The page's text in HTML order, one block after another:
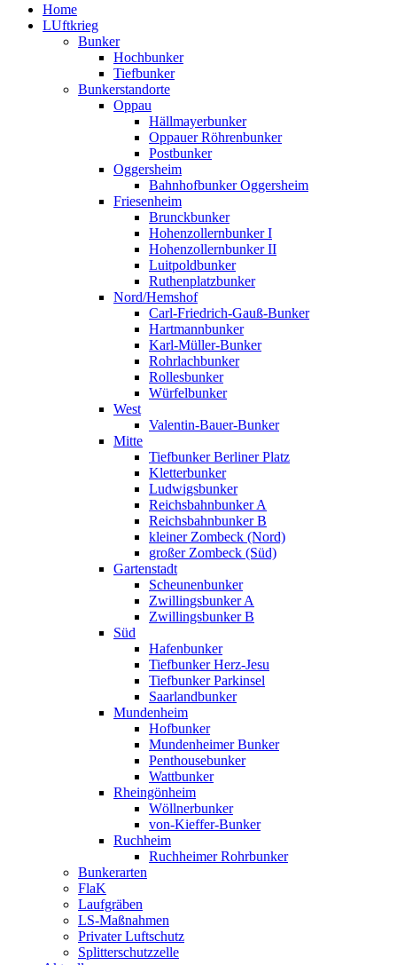
Home
LUftkrieg
Bunker
Hochbunker
Tiefbunker
Bunkerstandorte
Oppau
Hällmayerbunker
Oppauer Röhrenbunker
Postbunker
Oggersheim
Bahnhofbunker Oggersheim
Friesenheim
Brunckbunker
Hohenzollernbunker I
Hohenzollernbunker II
Luitpoldbunker
Ruthenplatzbunker
Nord/Hemshof
Carl-Friedrich-Gauß-Bunker
Hartmannbunker
Karl-Müller-Bunker
Rohrlachbunker
Rollesbunker
Würfelbunker
West
Valentin-Bauer-Bunker
Mitte
Tiefbunker Berliner Platz
Kletterbunker
Ludwigsbunker
Reichsbahnbunker A
Reichsbahnbunker B
kleiner Zombeck (Nord)
großer Zombeck (Süd)
Gartenstadt
Scheunenbunker
Zwillingsbunker A
Zwillingsbunker B
Süd
Hafenbunker
Tiefbunker Herz-Jesu
Tiefbunker Parkinsel
Saarlandbunker
Mundenheim
Hofbunker
Mundenheimer Bunker
Penthousebunker
Wattbunker
Rheingönheim
Wöllnerbunker
von-Kieffer-Bunker
Ruchheim
Ruchheimer Rohrbunker
Bunkerarten
FlaK
Laufgräben
LS-Maßnahmen
Privater Luftschutz
Splitterschutzzelle